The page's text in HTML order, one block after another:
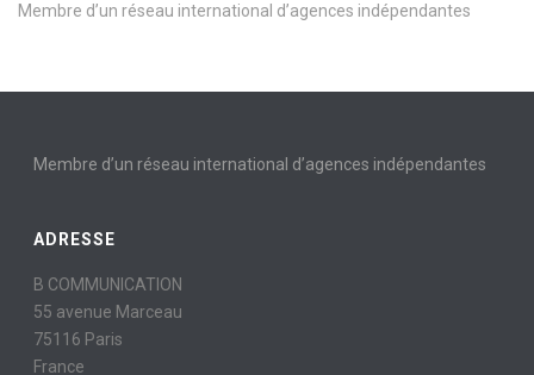
Membre d’un réseau international d’agences indépendantes
Membre d’un réseau international d’agences indépendantes
ADRESSE
B COMMUNICATION
55 avenue Marceau
75116 Paris
France